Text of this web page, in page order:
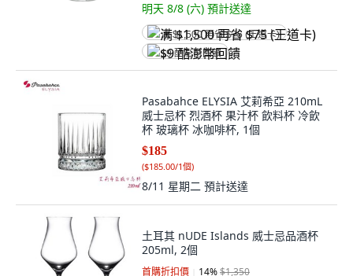
明天 8/8 (六) 預計送達
满 $1,500 再省 $75 (王道卡)
$9 酷澎幣回饋
Pasabahce ELYSIA 艾莉希亞 210mL
威士忌杯 烈酒杯 果汁杯 飲料杯 冷飲
杯 玻璃杯 冰咖啡杯, 1個
$185
($185.00/1個)
8/11 星期二 預計送達
土耳其 nUDE Islands 威士忌品酒杯
205ml, 2個
首購折扣價 14%$1,350